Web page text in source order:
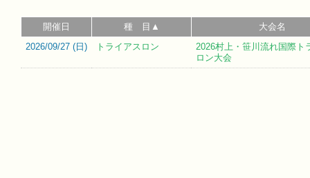
開催日 種 目▲
大会名
2026/09/27 (日 ) トライアスロン
2026村上・笹川流れ国際ト
ロン大会